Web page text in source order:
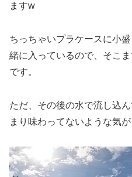
ますw
ちっちゃいプラケースに小
緒に入っているので、そこ
です。
ただ、その後の水で流し込
まり味わってないような気